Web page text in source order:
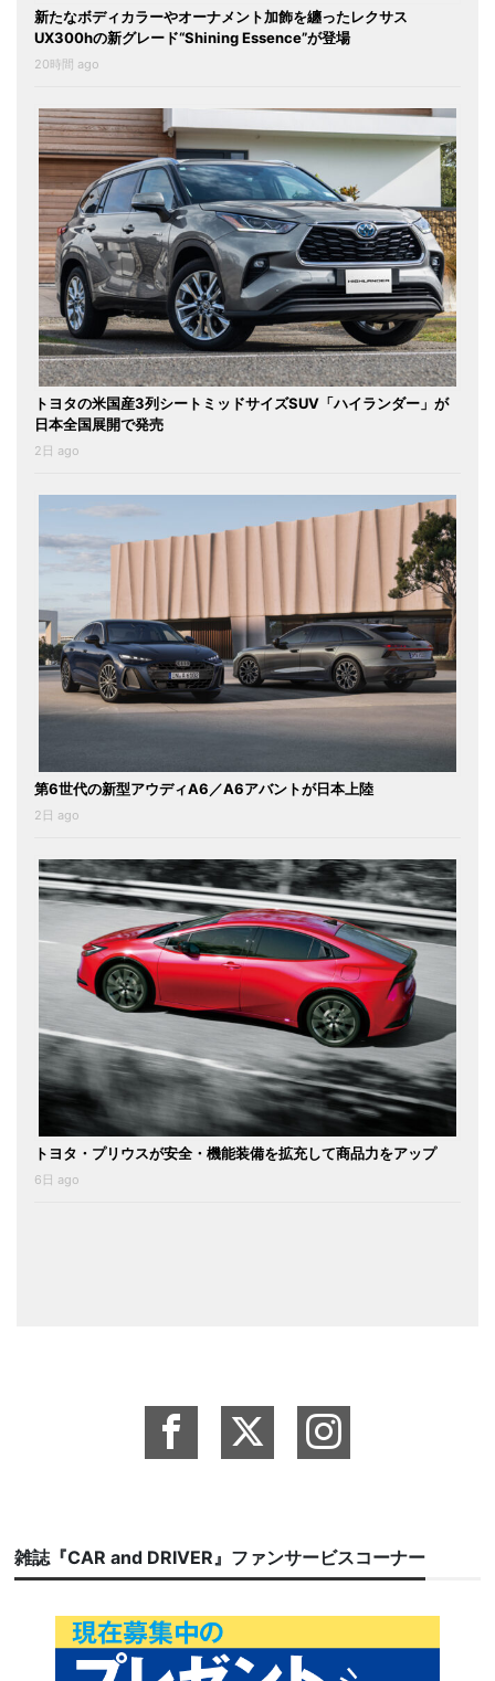
新たなボディカラーやオーナメント加飾を纏ったレクサス
UX300hの新グレード“Shining Essence”が登場
20時間 ago
トヨタの米国産3列シートミッドサイズSUV「ハイランダー」が
日本全国展開で発売
2日 ago
第6世代の新型アウディA6／A6アバントが日本上陸
2日 ago
トヨタ・プリウスが安全・機能装備を拡充して商品力をアップ
6日 ago
雑誌『CAR and DRIVER』ファンサービスコーナー